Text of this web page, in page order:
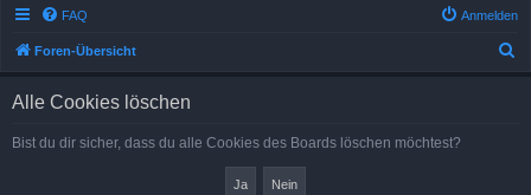
FAQ Anmelden
Foren-Übersicht
Alle Cookies löschen
Bist du dir sicher, dass du alle Cookies des Boards löschen möchtest?